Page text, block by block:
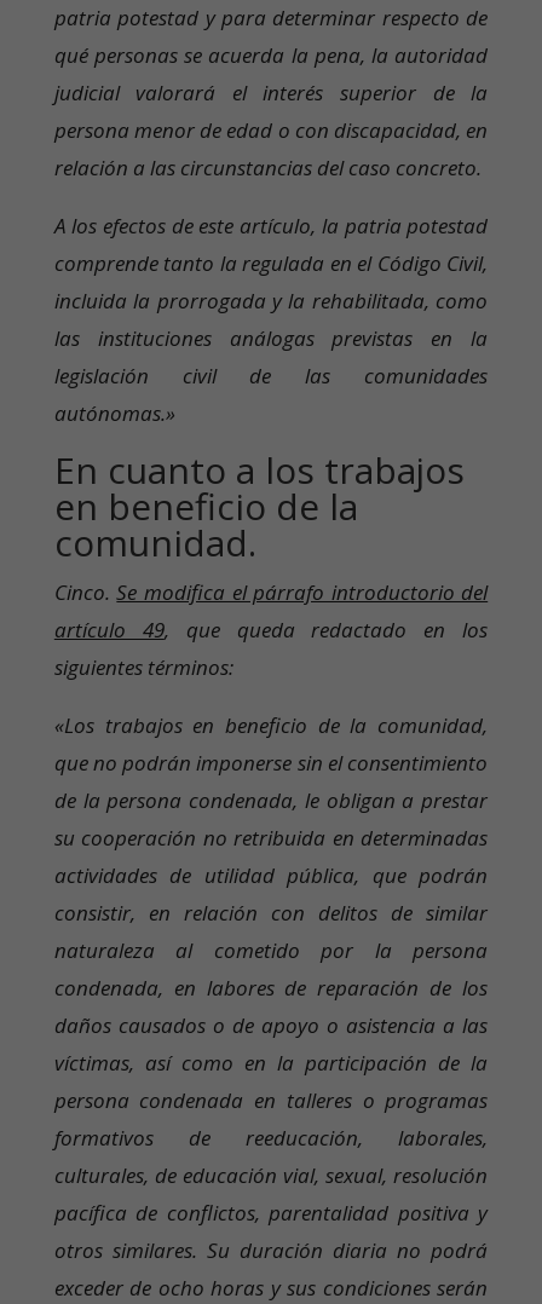
patria potestad y para determinar respecto de
qué personas se acuerda la pena, la autoridad
judicial valorará el interés superior de la
persona menor de edad o con discapacidad, en
relación a las circunstancias del caso concreto.
A los efectos de este artículo, la patria potestad
comprende tanto la regulada en el Código Civil,
incluida la prorrogada y la rehabilitada, como
las instituciones análogas previstas en la
legislación civil de las comunidades
autónomas.»
En cuanto a los trabajos
en beneficio de la
comunidad.
Cinco.Se modifica el párrafo introductorio del
artículo 49, que queda redactado en los
siguientes términos:
«Los trabajos en beneficio de la comunidad,
que no podrán imponerse sin el consentimiento
de la persona condenada, le obligan a prestar
su cooperación no retribuida en determinadas
actividades de utilidad pública, que podrán
consistir, en relación con delitos de similar
naturaleza al cometido por la persona
condenada, en labores de reparación de los
daños causados o de apoyo o asistencia a las
víctimas, así como en la participación de la
persona condenada en talleres o programas
formativos de reeducación, laborales,
culturales, de educación vial, sexual, resolución
pacífica de conflictos, parentalidad positiva y
otros similares. Su duración diaria no podrá
exceder de ocho horas y sus condiciones serán